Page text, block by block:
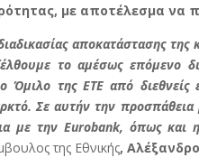
με αποτέλεσμα να
αποκατάστασης
το αμέσως επόμενο
Όμιλο της ΕΤΕ από
Σε αυτήν την
με την Eurobank, όπως και
της Εθνικής,